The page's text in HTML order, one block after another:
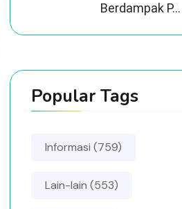
Berdampak P...
Popular Tags
Informasi (759)
Lain-lain (553)